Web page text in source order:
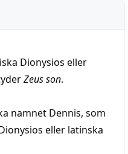
Dionysios eller
Zeus son.
namnet Dennis, som
eller latinska